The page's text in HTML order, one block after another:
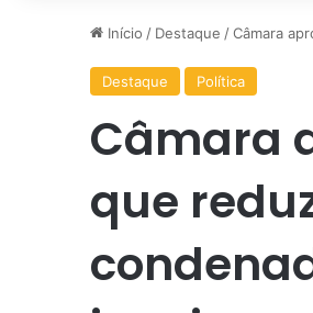
Início / Destaque / Câmara
Destaque Política
Câmara
que